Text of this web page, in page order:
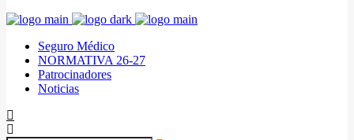
Seguro Médico
NORMATIVA 26-27
Patrocinadores
Noticias